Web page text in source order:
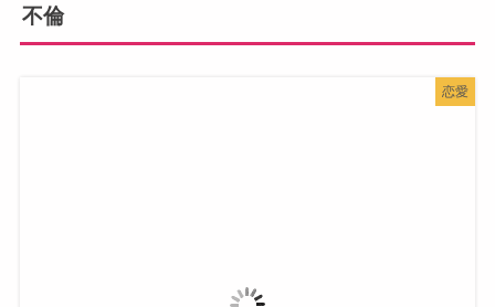
不倫
恋愛